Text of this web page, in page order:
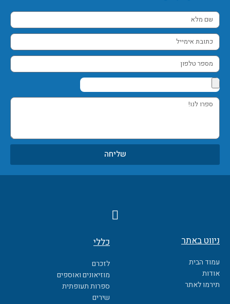
שם
מלא
כתובת
אימייל
מספר
טלפון
ספרו
שליחה
F
a
ניווט באתר
עמוד הבית
אודות
תירמו לאתר
כללי
לזכרם
מוזיאונים ואוספים
ספרות תעופתית
שירים